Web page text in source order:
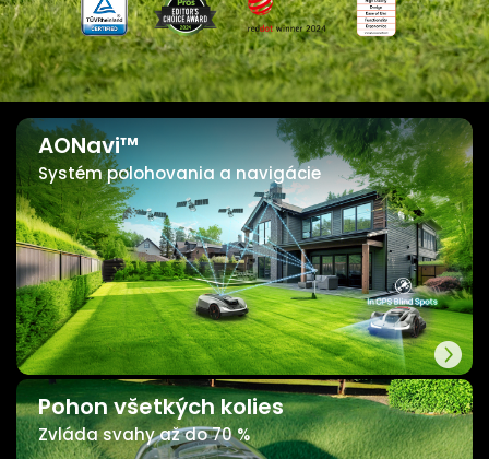
AONavi™
Systém polohovania a navigácie
Pohon všetkých kolies
Zvláda svahy až do 70 %